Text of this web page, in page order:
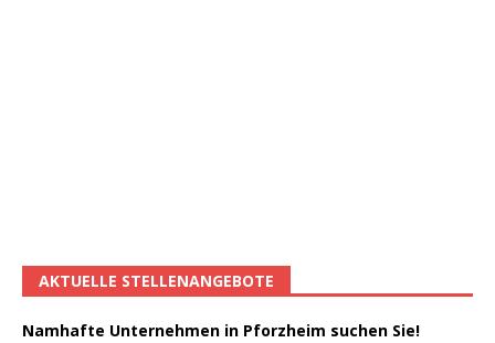
AKTUELLE STELLENANGEBOTE
Namhafte Unternehmen in Pforzheim suchen Sie!